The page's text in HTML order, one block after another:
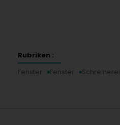
Rubriken :
Fenster
Fenster Schreinerei